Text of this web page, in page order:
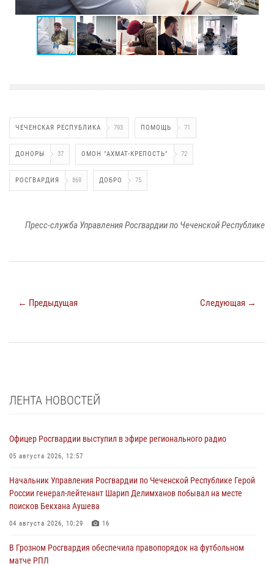
ЧЕЧЕНСКАЯ РЕСПУБЛИКА 793 ПОМОЩЬ 71
ДОНОРЫ 37 ОМОН "АХМАТ-КРЕПОСТЬ" 72
РОСГВАРДИЯ 869 ДОБРО 75
Пресс-служба Управления Росгвардии по Чеченской Республике
← Предыдущая Следующая →
ЛЕНТА НОВОСТЕЙ
Офицер Росгвардии выступил в эфире регионального радио
05 августа 2026, 12:57
Начальник Управления Росгвардии по Чеченской Республике Герой
России генерал-лейтенант Шарип Делимханов побывал на месте
поисков Бекхана Аушева
04 августа 2026, 10:29 16
В Грозном Росгвардия обеспечила правопорядок на футбольном
матче РПЛ